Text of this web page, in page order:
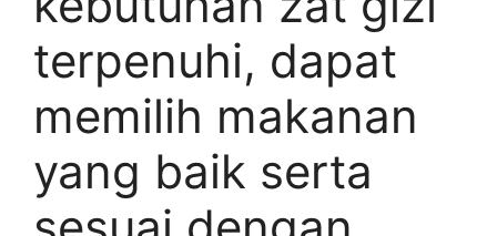
terpenuhi, dapat
memilih makanan
yang baik serta